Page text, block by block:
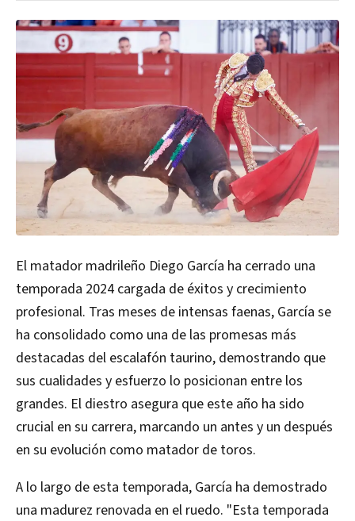
El matador madrileño Diego García ha cerrado una
temporada 2024 cargada de éxitos y crecimiento
profesional. Tras meses de intensas faenas, García se
ha consolidado como una de las promesas más
destacadas del escalafón taurino, demostrando que
sus cualidades y esfuerzo lo posicionan entre los
grandes. El diestro asegura que este año ha sido
crucial en su carrera, marcando un antes y un después
en su evolución como matador de toros.
A lo largo de esta temporada, García ha demostrado
una madurez renovada en el ruedo. "Esta temporada